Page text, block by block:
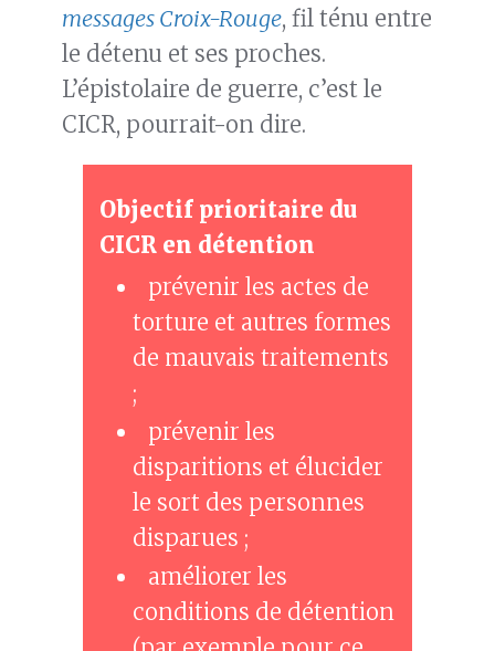
messages Croix-Rouge, fil ténu entre
le détenu et ses proches.
L’épistolaire de guerre, c’est le
CICR, pourrait-on dire.
Objectif prioritaire du
CICR en détention
prévenir les actes de
torture et autres formes
de mauvais traitements
;
prévenir les
disparitions et élucider
le sort des personnes
disparues ;
améliorer les
conditions de détention